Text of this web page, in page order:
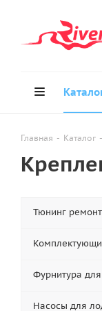
Главная - Каталог -
Тюнинг
Фурнитура
Насосы для